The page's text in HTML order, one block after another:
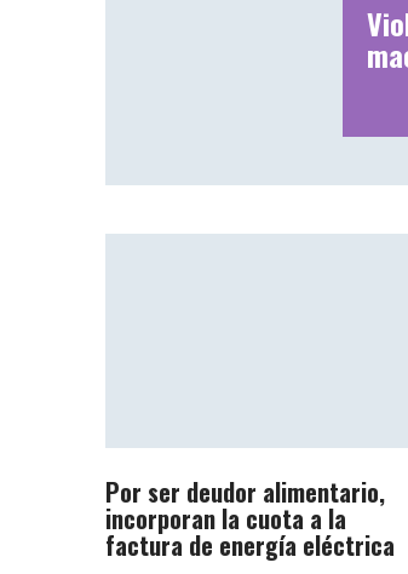
Por ser deudor alimentario,
incorporan la cuota a la
factura de energía eléctrica